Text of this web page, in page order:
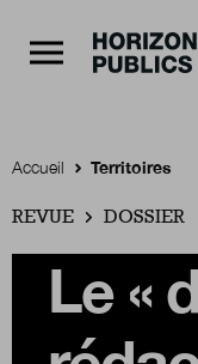
Accueil
Rubriques
Accueil Territoires
REVUE DOSSIER
Le «